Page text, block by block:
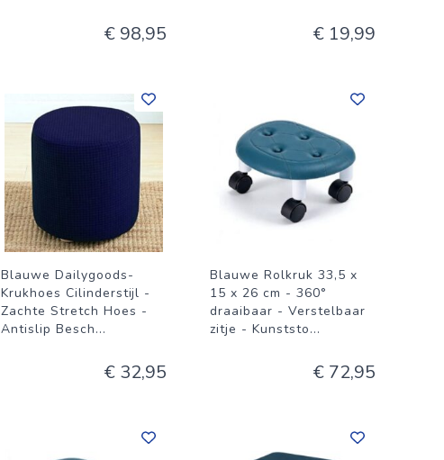
€ 98,95 € 19,99
Blauwe Dailygoods-
Krukhoes Cilinderstijl -
Zachte Stretch Hoes -
Antislip Besch...
€ 32,95
Blauwe Rolkruk 33,5 x
15 x 26 cm - 360°
draaibaar - Verstelbaar
zitje - Kunststo...
€ 72,95